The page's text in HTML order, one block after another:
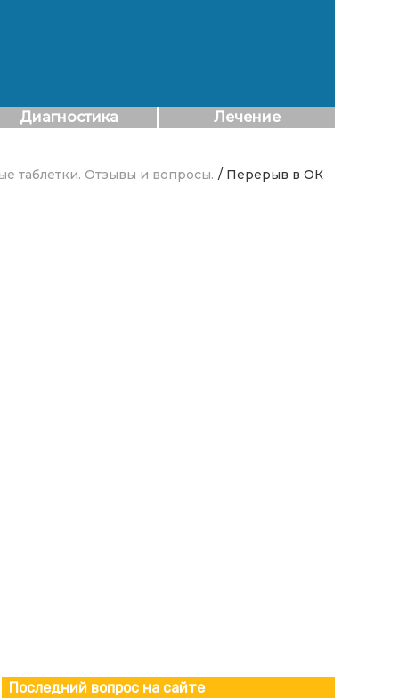
Диагностика Лечение
таблетки. Отзывы и вопросы. / Перерыв в ОК
Последний вопрос на сайте